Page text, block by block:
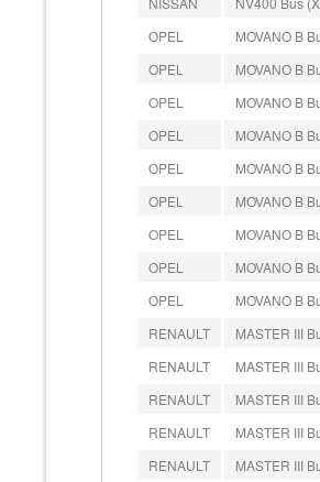
OPEL
MOVANO B
OPEL
MOVANO B
OPEL
MOVANO B
OPEL
MOVANO B
OPEL
MOVANO B
OPEL
MOVANO B
OPEL
MOVANO B
OPEL
MOVANO B
OPEL
MOVANO B
RENAULT
MASTER III
RENAULT
MASTER III
RENAULT
MASTER III
RENAULT
MASTER III
RENAULT
MASTER III